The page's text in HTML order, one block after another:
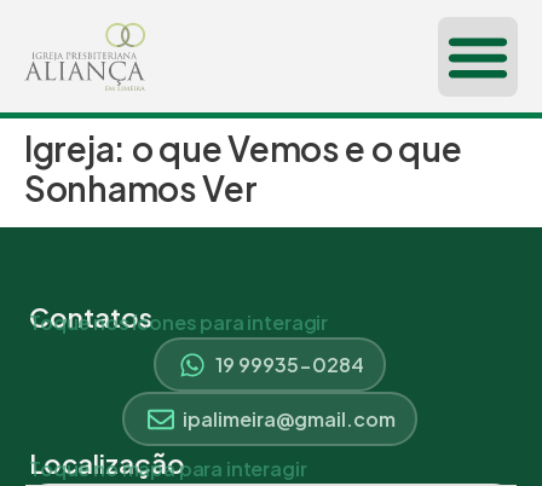
Igreja: o que Vemos e o que
Sonhamos Ver
Contatos
Toque nos ícones para interagir
19 99935-0284
ipalimeira@gmail.com
Localização
Toque no mapa para interagir